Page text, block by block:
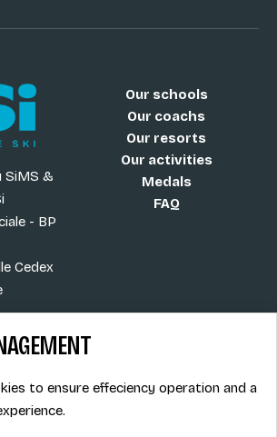
SiMS &
- BP
Cedex
Our schools
Our coachs
Our resorts
Our activities
Medals
FAQ
Legal info
to ensure effeciency operation and a